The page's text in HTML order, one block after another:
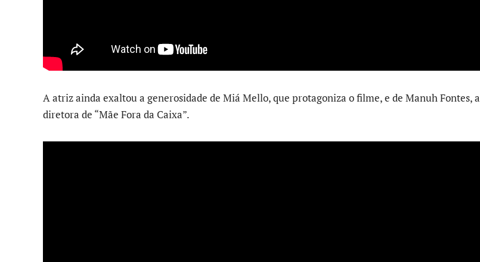
A atriz ainda exaltou a generosidade de Miá Mello, que protagoniza o filme, e de Manuh Fontes, a
diretora de “Mãe Fora da Caixa”.